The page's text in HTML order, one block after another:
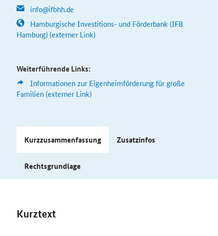
info@ifbhh.de
Hamburgische Investitions- und Förderbank (IFB
Hamburg) (externer Link)
Weiterführende Links:
Informationen zur Eigenheimförderung für große
Familien (externer Link)
Kurzzusammenfassung Zusatzinfos
Rechtsgrundlage
Kurztext